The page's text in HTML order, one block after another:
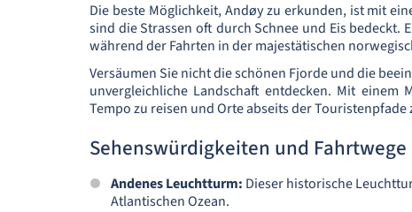
Die beste Möglichkeit, Andøy zu erkunden, ist mit
sind die Strassen oft durch Schnee und Eis bedeckt.
während der Fahrten in der majestätischen
Versäumen Sie nicht die schönen Fjorde und die
unvergleichliche Landschaft entdecken. Mit
Tempo zu reisen und Orte abseits der Touristenpfade
Sehenswürdigkeiten und Fahrtwege
Andenes Leuchtturm: Dieser historische
Atlantischen Ozean.